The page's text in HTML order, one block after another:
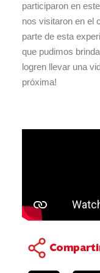
participaron en
nos visitaron en el
parte de esta
que pudimos
logren llevar una
próxima!